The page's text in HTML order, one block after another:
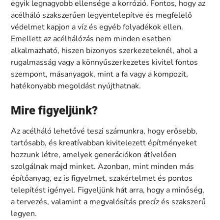
egyik legnagyobb ellensége a korrózió. Fontos, hogy az
acélháló szakszerűen legyentelepítve és megfelelő
védelmet kapjon a víz és egyéb folyadékok ellen.
Emellett az acélhálózás nem minden esetben
alkalmazható, hiszen bizonyos szerkezeteknél, ahol a
rugalmasság vagy a könnyűszerkezetes kivitel fontos
szempont, másanyagok, mint a fa vagy a kompozit,
hatékonyabb megoldást nyújthatnak.
Mire figyeljünk?
Az acélháló lehetővé teszi számunkra, hogy erősebb,
tartósabb, és kreatívabban kivitelezett építményeket
hozzunk létre, amelyek generációkon átívelően
szolgálnak majd minket. Azonban, mint minden más
építőanyag, ez is figyelmet, szakértelmet és pontos
telepítést igényel. Figyeljünk hát arra, hogy a minőség,
a tervezés, valamint a megvalósítás precíz és szakszerű
legyen.